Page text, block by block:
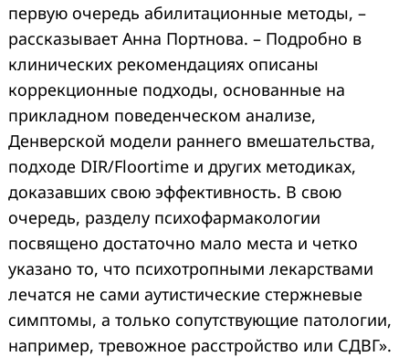
первую очередь абилитационные методы, –
рассказывает Анна Портнова. – Подробно в
клинических рекомендациях описаны
коррекционные подходы, основанные на
прикладном поведенческом анализе,
Денверской модели раннего вмешательства,
подходе DIR/Floortime и других методиках,
доказавших свою эффективность. В свою
очередь, разделу психофармакологии
посвящено достаточно мало места и четко
указано то, что психотропными лекарствами
лечатся не сами аутистические стержневые
симптомы, а только сопутствующие патологии,
например, тревожное расстройство или СДВГ».
Search
for: